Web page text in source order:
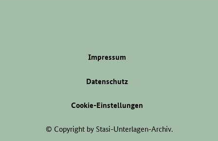
Impressum
Datenschutz
Cookie-Einstellungen
© Copyright by Stasi-Unterlagen-Archiv.